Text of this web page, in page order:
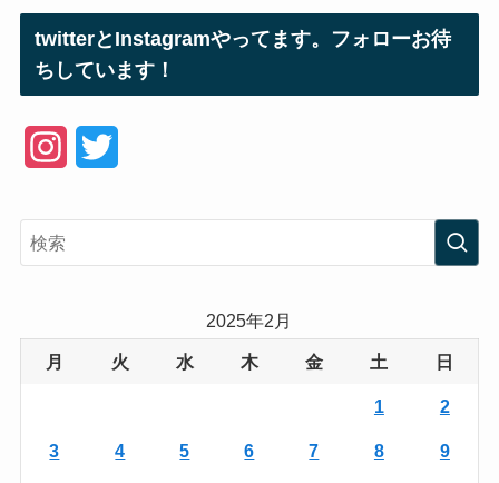
twitterとInstagramやってます。フォローお待
ちしています！
e
2025年2月
月 火 水 木 金 土 日
1 2
3 4 5 6 7 8 9